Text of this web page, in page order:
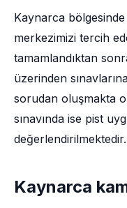
Kaynarca
merkezimizi tercih
tamamlandıktan
üzerinden
sorudan oluşmakta
sınavında ise pist
değerlendirilmektedir.
Kaynarca